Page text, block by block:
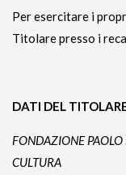
Per esercitare i
Titolare presso i
DATI DEL
FONDAZIONE PAOLO
CULTURA